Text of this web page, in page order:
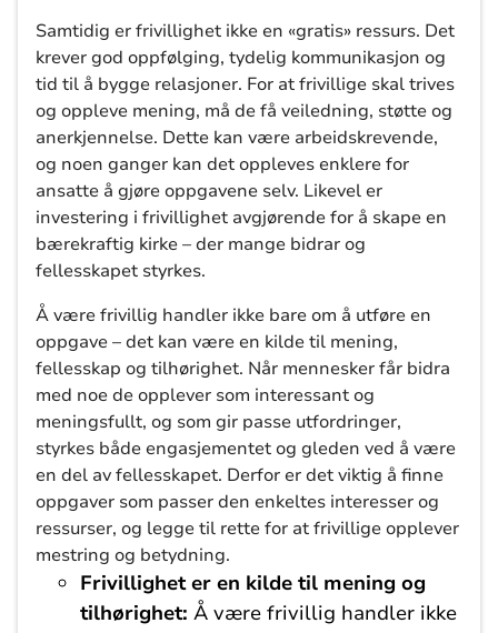
Samtidig er frivillighet ikke en «gratis» ressurs. Det
krever god oppfølging, tydelig kommunikasjon og
tid til å bygge relasjoner. For at frivillige skal trives
og oppleve mening, må de få veiledning, støtte og
anerkjennelse. Dette kan være arbeidskrevende,
og noen ganger kan det oppleves enklere for
ansatte å gjøre oppgavene selv. Likevel er
investering i frivillighet avgjørende for å skape en
bærekraftig kirke – der mange bidrar og
fellesskapet styrkes.
Å være frivillig handler ikke bare om å utføre en
oppgave – det kan være en kilde til mening,
fellesskap og tilhørighet. Når mennesker får bidra
med noe de opplever som interessant og
meningsfullt, og som gir passe utfordringer,
styrkes både engasjementet og gleden ved å være
en del av fellesskapet. Derfor er det viktig å finne
oppgaver som passer den enkeltes interesser og
ressurser, og legge til rette for at frivillige opplever
mestring og betydning.
Frivillighet er en kilde til mening og
tilhørighet: Å være frivillig handler ikke